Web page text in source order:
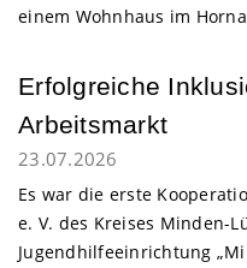
einem Wohnhaus im
Minden-Lübbecke
Erfolgreiche
Arbeitsmarkt
23.07.2026
Es war die erste
e. V. des Kreises Minden-
Jugendhilfeeinrichtung